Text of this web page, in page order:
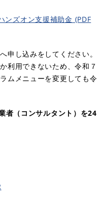
ンズオン支援補助金 (PDF
申し込みをしてください。
利用できないため、令和７
ムメニューを変更しても令
者（コンサルタント）を24